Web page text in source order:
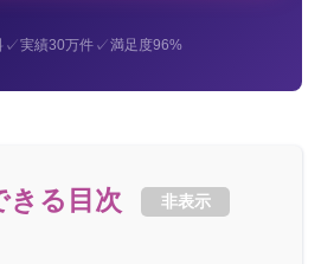
✓実績30万件✓満足度96%
きる目次 非表示